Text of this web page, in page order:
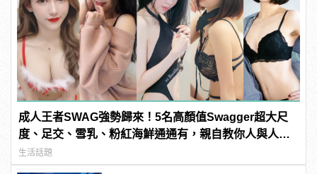
成人王者SWAG強勢歸來！5名高顏值Swagger超大尺
度、足交、雪乳、粉紅海鮮通通有，親自教你人與人的
連結！ | manfashion這樣變型男
生活話題